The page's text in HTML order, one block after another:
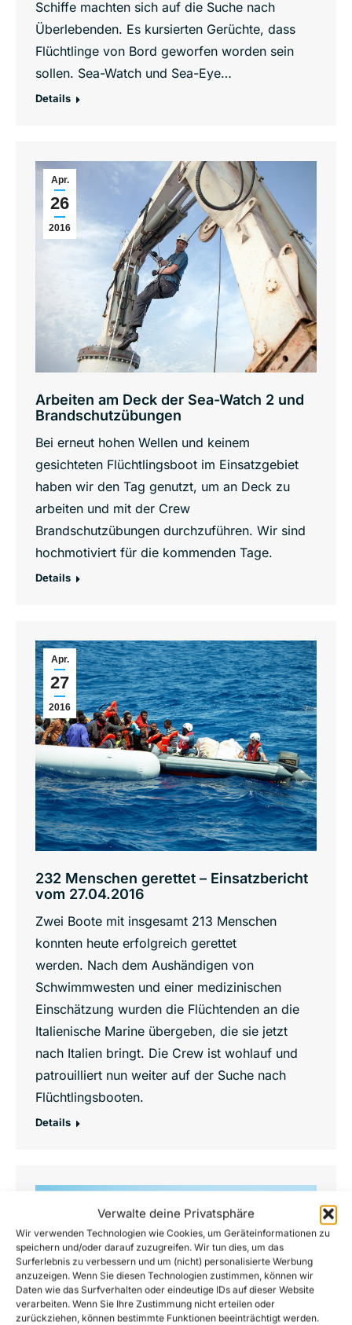
Verwalte deine Privatsphäre
Wir verwenden Technologien wie Cookies, um Geräteinformationen zu
speichern und/oder darauf zuzugreifen. Wir tun dies, um das
Surferlebnis zu verbessern und um (nicht) personalisierte Werbung
anzuzeigen. Wenn Sie diesen Technologien zustimmen, können wir
Daten wie das Surfverhalten oder eindeutige IDs auf dieser Website
verarbeiten. Wenn Sie Ihre Zustimmung nicht erteilen oder
zurückziehen, können bestimmte Funktionen beeinträchtigt werden.
Schiffe machten sich auf die Suche nach
Überlebenden. Es kursierten Gerüchte, dass
Flüchtlinge von Bord geworfen worden sein
sollen. Sea-Watch und Sea-Eye…
Details
Apr.
26
2016
Arbeiten am Deck der Sea-Watch 2 und
Brandschutzübungen
Bei erneut hohen Wellen und keinem
gesichteten Flüchtlingsboot im Einsatzgebiet
haben wir den Tag genutzt, um an Deck zu
arbeiten und mit der Crew
Brandschutzübungen durchzuführen. Wir sind
hochmotiviert für die kommenden Tage.
Details
Apr.
27
2016
232 Menschen gerettet – Einsatzbericht
vom 27.04.2016
Zwei Boote mit insgesamt 213 Menschen
konnten heute erfolgreich gerettet
werden. Nach dem Aushändigen von
Schwimmwesten und einer medizinischen
Einschätzung wurden die Flüchtenden an die
Italienische Marine übergeben, die sie jetzt
nach Italien bringt. Die Crew ist wohlauf und
patrouilliert nun weiter auf der Suche nach
Flüchtlingsbooten.
Details
6
2016